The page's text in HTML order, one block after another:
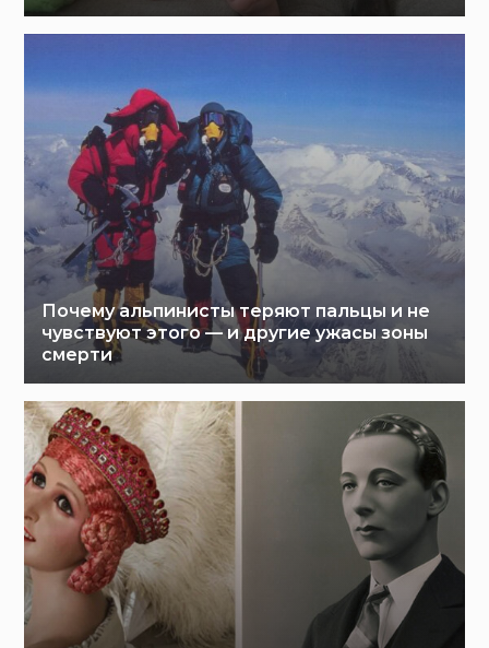
Почему альпинисты теряют пальцы и не
чувствуют этого — и другие ужасы зоны
смерти